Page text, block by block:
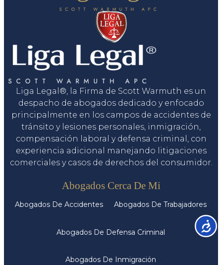
Liga Legal®, la Firma de Scott Warmuth es un
despacho de abogados dedicado y enfocado
principalmente en los campos de accidentes de
tránsito y lesiones personales, inmigración,
compensación laboral y defensa criminal, con
experiencia adicional manejando litigaciones
comerciales y casos de derechos del consumidor.
Abogados Cerca De Mi
Abogados De Accidentes Abogados De Trabajadores
Abogados De Defensa Criminal
Abogados De Inmigración